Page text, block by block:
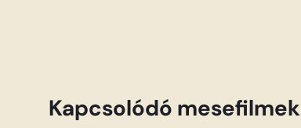
Kapcsolódó mesefilmek